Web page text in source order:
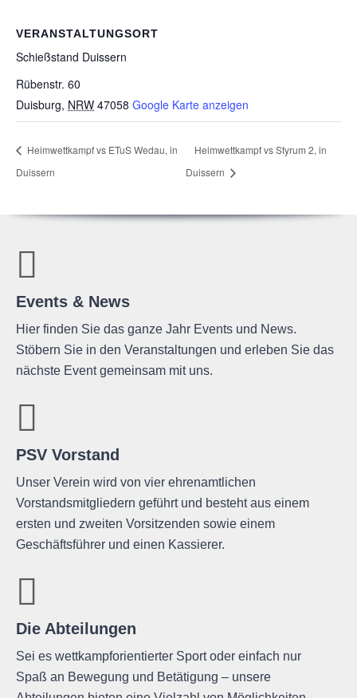
VERANSTALTUNGSORT
Schieß­stand Duissern
Rübenstr. 60
Duisburg, NRW 47058 Google Karte anzeigen
Heim­wett­kampfvs ETuS Wedau, in
Duissern
Heim­wett­kampfvsStyrum 2, in
Duissern
Events & News
Hier finden Sie das ganze Jahr Events und News.
Stöbern Sie in den Veranstaltungen und erleben Sie das
nächste Event gemeinsam mit uns.
PSV Vorstand
Unser Verein wird von vier ehrenamtlichen
Vorstandsmitgliedern geführt und besteht aus einem
ersten und zweiten Vorsitzenden sowie einem
Geschäftsführer und einen Kassierer.
Die Abteilungen
Sei es wettkampforientierter Sport oder einfach nur
Spaß an Bewegung und Betätigung – unsere